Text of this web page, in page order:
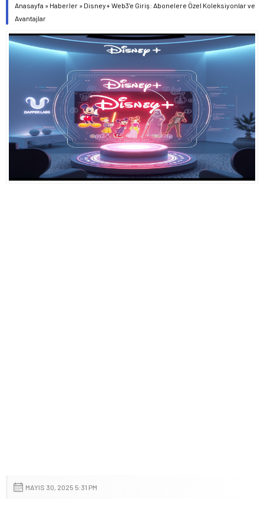
Anasayfa » Haberler » Disney+ Web3’e Giriş: Abonelere Özel Koleksiyonlar ve
Avantajlar
MAYIS 30, 2025 5:31 PM